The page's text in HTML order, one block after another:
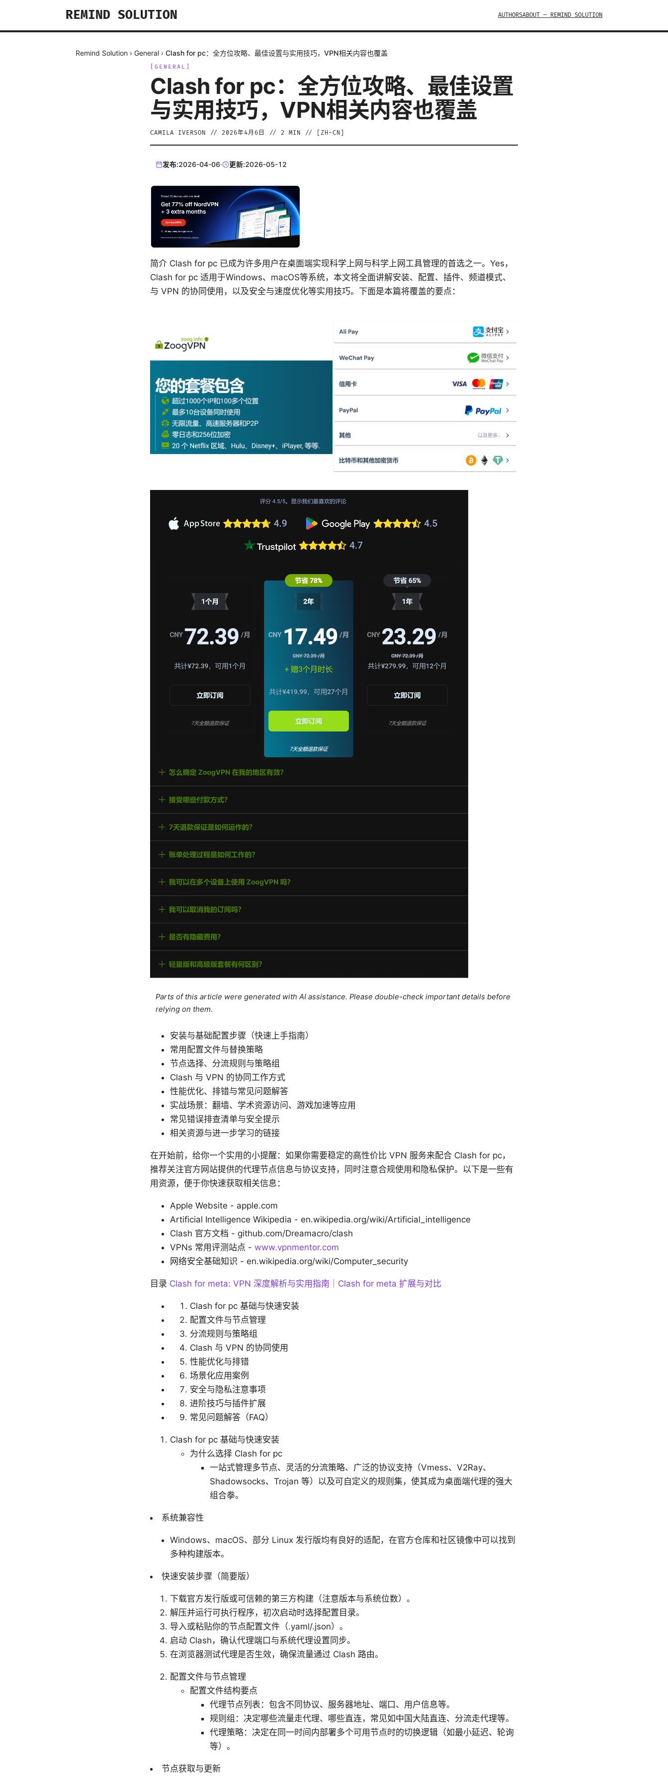
REMIND SOLUTION AUTHORSABOUT — REMIND SOLUTION
Remind Solution › General › Clash for pc：全方位攻略、最佳设置与实用技巧，VPN相关内容也覆盖
GENERAL
Clash for pc：全方位攻略、最佳设置
与实用技巧，VPN相关内容也覆盖
CAMILA IVERSON // 2026年4月6日 // 2 MIN // [ ZH-CN
发布:2026-04-06· 更新:2026-05-12
简介 Clash for pc 已成为许多用户在桌面端实现科学上网与科学上网工具管理的首选之一。Yes，
Clash for pc 适用于Windows、macOS等系统，本文将全面讲解安装、配置、插件、频道模式、
与 VPN 的协同使用，以及安全与速度优化等实用技巧。下面是本篇将覆盖的要点：
Parts of this article were generated with AI assistance. Please double-check important details before
relying on them.
安装与基础配置步骤（快速上手指南）
常用配置文件与替换策略
节点选择、分流规则与策略组
Clash 与 VPN 的协同工作方式
性能优化、排错与常见问题解答
实战场景：翻墙、学术资源访问、游戏加速等应用
常见错误排查清单与安全提示
相关资源与进一步学习的链接
在开始前，给你一个实用的小提醒：如果你需要稳定的高性价比 VPN 服务来配合 Clash for pc，
推荐关注官方网站提供的代理节点信息与协议支持，同时注意合规使用和隐私保护。以下是一些有
用资源，便于你快速获取相关信息：
Apple Website - apple.com
Artificial Intelligence Wikipedia - en.wikipedia.org/wiki/Artificial_intelligence
Clash 官方文档 - github.com/Dreamacro/clash
VPNs 常用评测站点 - www.vpnmentor.com
网络安全基础知识 - en.wikipedia.org/wiki/Computer_security
目录 Clash for meta: VPN 深度解析与实用指南｜Clash for meta 扩展与对比
Clash for pc 基础与快速安装
配置文件与节点管理
分流规则与策略组
Clash 与 VPN 的协同使用
性能优化与排错
场景化应用案例
安全与隐私注意事项
进阶技巧与插件扩展
常见问题解答（FAQ）
Clash for pc 基础与快速安装
为什么选择 Clash for pc
一站式管理多节点、灵活的分流策略、广泛的协议支持（Vmess、V2Ray、
Shadowsocks、Trojan 等）以及可自定义的规则集，使其成为桌面端代理的强大
组合拳。
系统兼容性
Windows、macOS、部分 Linux 发行版均有良好的适配，在官方仓库和社区镜像中可以找到
多种构建版本。
快速安装步骤（简要版）
下载官方发行版或可信赖的第三方构建（注意版本与系统位数）。
解压并运行可执行程序，初次启动时选择配置目录。
导入或粘贴你的节点配置文件（.yaml/.json）。
启动 Clash，确认代理端口与系统代理设置同步。
在浏览器测试代理是否生效，确保流量通过 Clash 路由。
配置文件与节点管理
配置文件结构要点
代理节点列表：包含不同协议、服务器地址、端口、用户信息等。
规则组：决定哪些流量走代理、哪些直连，常见如中国大陆直连、分流走代理等。
代理策略：决定在同一时间内部署多个可用节点时的切换逻辑（如最小延迟、轮询
等）。
节点获取与更新